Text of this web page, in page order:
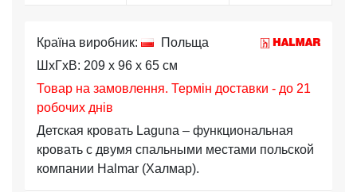
Країна виробник:
Польща
ШхГхВ: 209 x 96 x 65 см
Товар на замовлення. Термін доставки - до 21
робочих днів
Детская кровать Laguna – функциональная
кровать с двумя спальными местами польской
компании Halmar (Халмар).